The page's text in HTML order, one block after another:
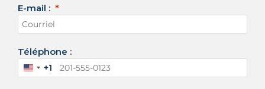
E-mail :
Téléphone :
É
+1